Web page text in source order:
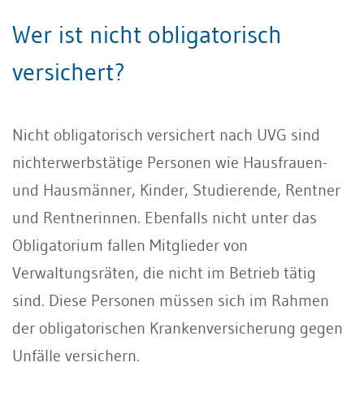
Wer ist nicht obligatorisch
versichert?
Nicht obligatorisch versichert nach UVG sind
nichterwerbstätige Personen wie Hausfrauen-
und Hausmänner, Kinder, Studierende, Rentner
und Rentnerinnen. Ebenfalls nicht unter das
Obligatorium fallen Mitglieder von
Verwaltungsräten, die nicht im Betrieb tätig
sind. Diese Personen müssen sich im Rahmen
der obligatorischen Krankenversicherung gegen
Unfälle versichern.